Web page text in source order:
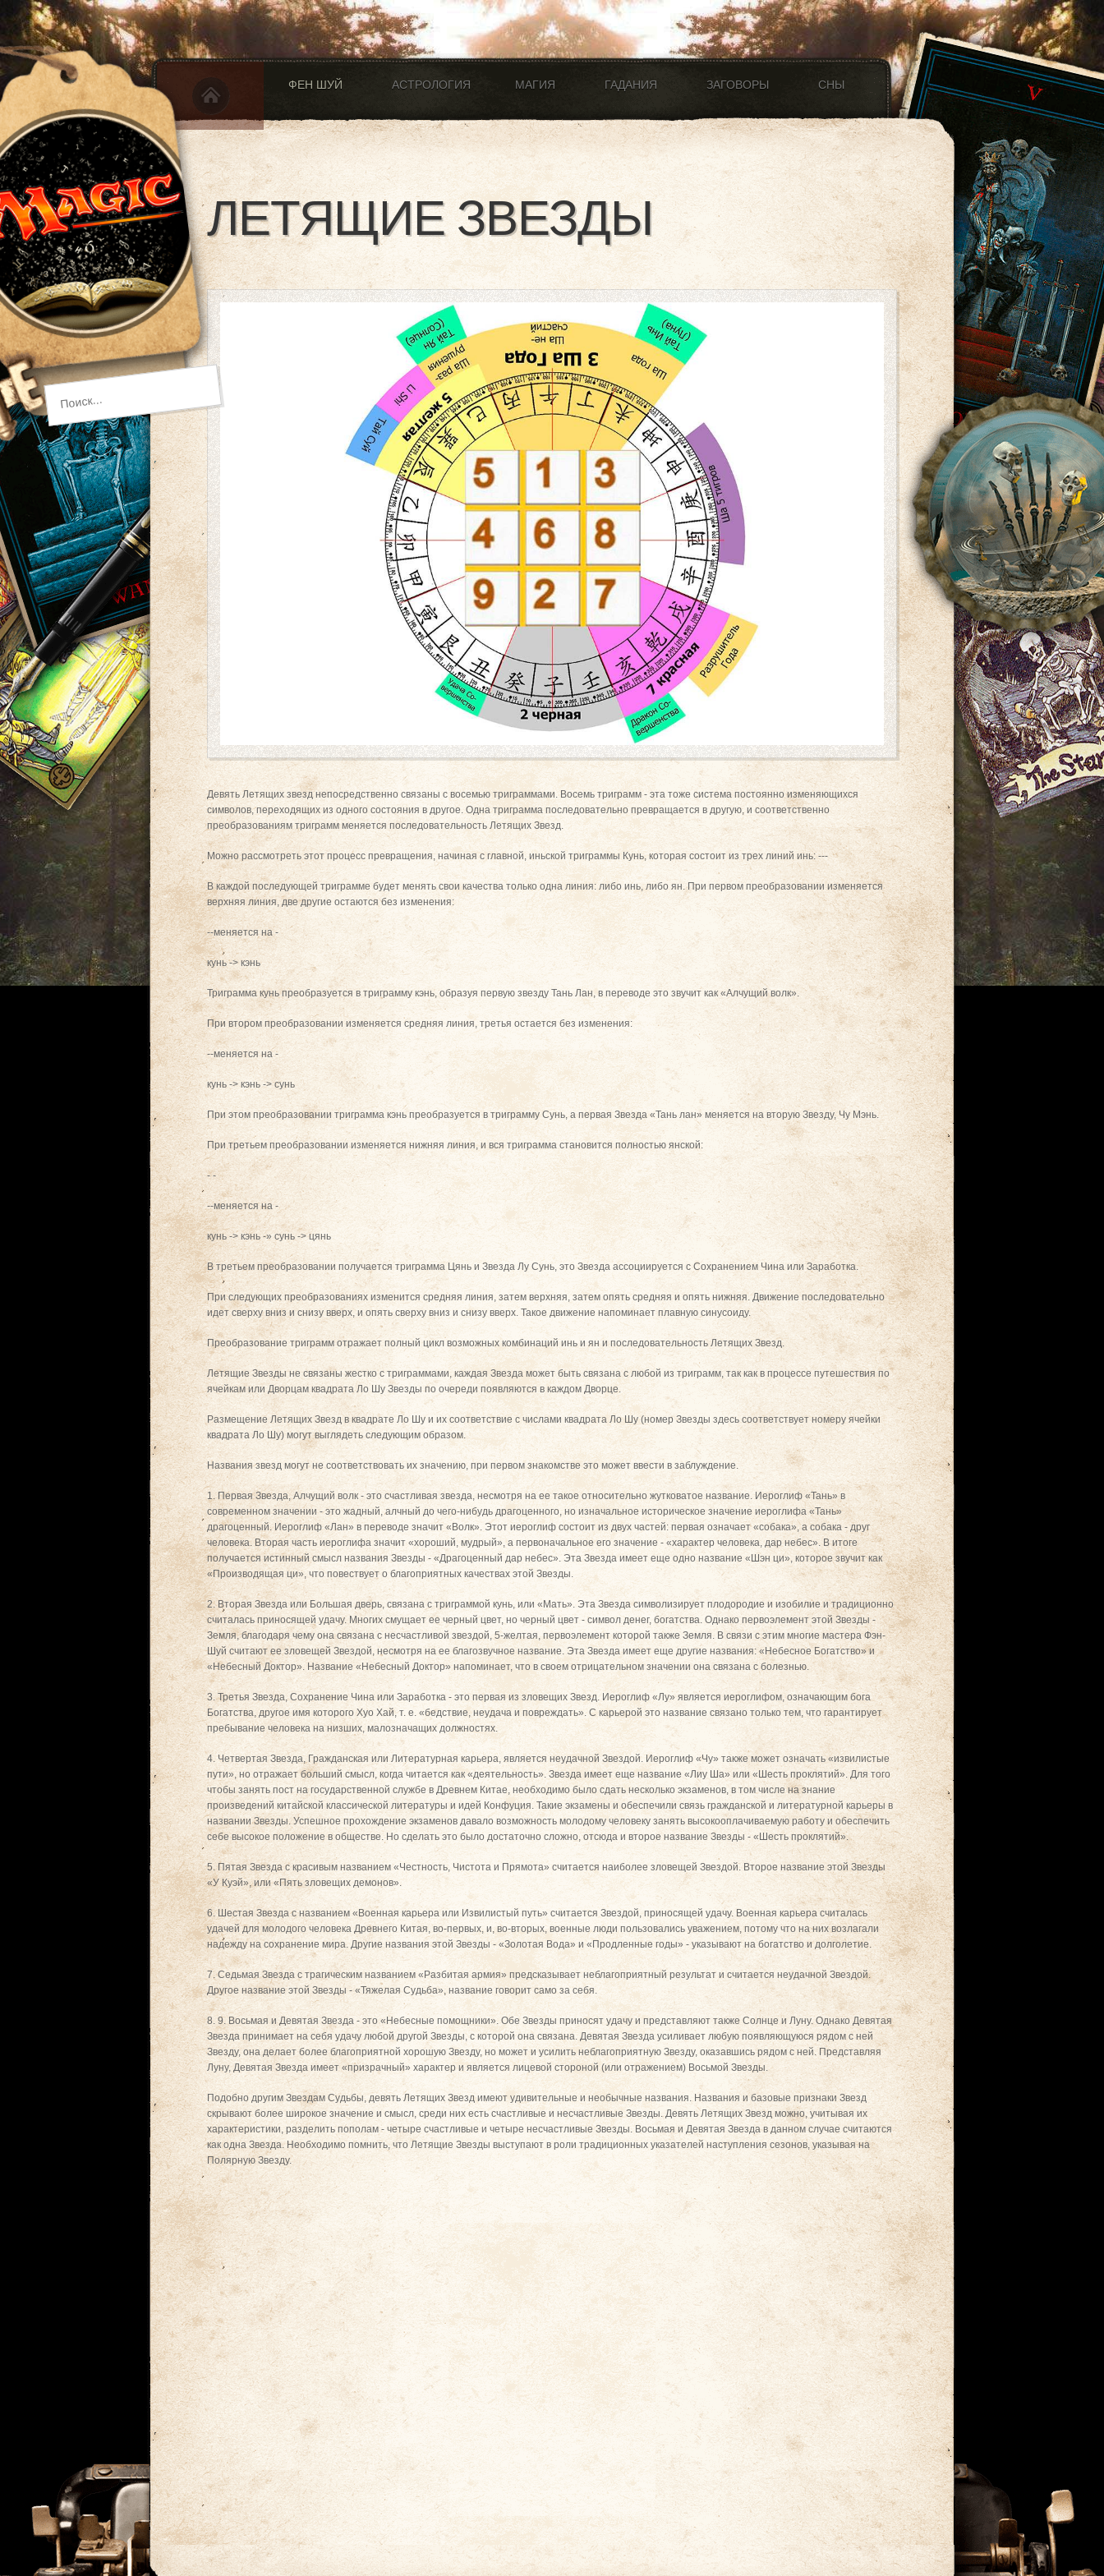
ФЕН ШУЙ АСТРОЛОГИЯ МАГИЯ ГАДАНИЯ ЗАГОВОРЫ СНЫ
ЛЕТЯЩИЕ ЗВЕЗДЫ
Девять Летящих звезд непосредственно связаны с восемью триграммами. Восемь триграмм - эта тоже система постоянно изменяющихся
символов, переходящих из одного состояния в другое. Одна триграмма последовательно превращается в другую, и соответственно
преобразованиям триграмм меняется последовательность Летящих Звезд.
Можно рассмотреть этот процесс превращения, начиная с главной, иньской триграммы Кунь, которая состоит из трех линий инь: ---
В каждой последующей триграмме будет менять свои качества только одна линия: либо инь, либо ян. При первом преобразовании изменяется
верхняя линия, две другие остаются без изменения:
--меняется на -
кунь -> кэнь
Триграмма кунь преобразуется в триграмму кэнь, образуя первую звезду Тань Лан, в переводе это звучит как «Алчущий волк».
При втором преобразовании изменяется средняя линия, третья остается без изменения:
--меняется на -
кунь -> кэнь -> сунь
При этом преобразовании триграмма кэнь преобразуется в триграмму Сунь, а первая Звезда «Тань лан» меняется на вторую Звезду, Чу Мэнь.
При третьем преобразовании изменяется нижняя линия, и вся триграмма становится полностью янской:
- -
--меняется на -
кунь -> кэнь -» сунь -> цянь
В третьем преобразовании получается триграмма Цянь и Звезда Лу Сунь, это Звезда ассоциируется с Сохранением Чина или Заработка.
При следующих преобразованиях изменится средняя линия, затем верхняя, затем опять средняя и опять нижняя. Движение последовательно
идет сверху вниз и снизу вверх, и опять сверху вниз и снизу вверх. Такое движение напоминает плавную синусоиду.
Преобразование триграмм отражает полный цикл возможных комбинаций инь и ян и последовательность Летящих Звезд.
Летящие Звезды не связаны жестко с триграммами, каждая Звезда может быть связана с любой из триграмм, так как в процессе путешествия по
ячейкам или Дворцам квадрата Ло Шу Звезды по очереди появляются в каждом Дворце.
Размещение Летящих Звезд в квадрате Ло Шу и их соответствие с числами квадрата Ло Шу (номер Звезды здесь соответствует номеру ячейки
квадрата Ло Шу) могут выглядеть следующим образом.
Названия звезд могут не соответствовать их значению, при первом знакомстве это может ввести в заблуждение.
1. Первая Звезда, Алчущий волк - это счастливая звезда, несмотря на ее такое относительно жутковатое название. Иероглиф «Тань» в
современном значении - это жадный, алчный до чего-нибудь драгоценного, но изначальное историческое значение иероглифа «Тань»
драгоценный. Иероглиф «Лан» в переводе значит «Волк». Этот иероглиф состоит из двух частей: первая означает «собака», а собака - друг
человека. Вторая часть иероглифа значит «хороший, мудрый», а первоначальное его значение - «характер человека, дар небес». В итоге
получается истинный смысл названия Звезды - «Драгоценный дар небес». Эта Звезда имеет еще одно название «Шэн ци», которое звучит как
«Производящая ци», что повествует о благоприятных качествах этой Звезды.
2. Вторая Звезда или Большая дверь, связана с триграммой кунь, или «Мать». Эта Звезда символизирует плодородие и изобилие и традиционно
считалась приносящей удачу. Многих смущает ее черный цвет, но черный цвет - символ денег, богатства. Однако первоэлемент этой Звезды -
Земля, благодаря чему она связана с несчастливой звездой, 5-желтая, первоэлемент которой также Земля. В связи с этим многие мастера Фэн-
Шуй считают ее зловещей Звездой, несмотря на ее благозвучное название. Эта Звезда имеет еще другие названия: «Небесное Богатство» и
«Небесный Доктор». Название «Небесный Доктор» напоминает, что в своем отрицательном значении она связана с болезнью.
3. Третья Звезда, Сохранение Чина или Заработка - это первая из зловещих Звезд. Иероглиф «Лу» является иероглифом, означающим бога
Богатства, другое имя которого Хуо Хай, т. е. «бедствие, неудача и повреждать». С карьерой это название связано только тем, что гарантирует
пребывание человека на низших, малозначащих должностях.
4. Четвертая Звезда, Гражданская или Литературная карьера, является неудачной Звездой. Иероглиф «Чу» также может означать «извилистые
пути», но отражает больший смысл, когда читается как «деятельность». Звезда имеет еще название «Лиу Ша» или «Шесть проклятий». Для того
чтобы занять пост на государственной службе в Древнем Китае, необходимо было сдать несколько экзаменов, в том числе на знание
произведений китайской классической литературы и идей Конфуция. Такие экзамены и обеспечили связь гражданской и литературной карьеры в
названии Звезды. Успешное прохождение экзаменов давало возможность молодому человеку занять высокооплачиваемую работу и обеспечить
себе высокое положение в обществе. Но сделать это было достаточно сложно, отсюда и второе название Звезды - «Шесть проклятий».
5. Пятая Звезда с красивым названием «Честность, Чистота и Прямота» считается наиболее зловещей Звездой. Второе название этой Звезды
«У Куэй», или «Пять зловещих демонов».
6. Шестая Звезда с названием «Военная карьера или Извилистый путь» считается Звездой, приносящей удачу. Военная карьера считалась
удачей для молодого человека Древнего Китая, во-первых, и, во-вторых, военные люди пользовались уважением, потому что на них возлагали
надежду на сохранение мира. Другие названия этой Звезды - «Золотая Вода» и «Продленные годы» - указывают на богатство и долголетие.
7. Седьмая Звезда с трагическим названием «Разбитая армия» предсказывает неблагоприятный результат и считается неудачной Звездой.
Другое название этой Звезды - «Тяжелая Судьба», название говорит само за себя.
8. 9. Восьмая и Девятая Звезда - это «Небесные помощники». Обе Звезды приносят удачу и представляют также Солнце и Луну. Однако Девятая
Звезда принимает на себя удачу любой другой Звезды, с которой она связана. Девятая Звезда усиливает любую появляющуюся рядом с ней
Звезду, она делает более благоприятной хорошую Звезду, но может и усилить неблагоприятную Звезду, оказавшись рядом с ней. Представляя
Луну, Девятая Звезда имеет «призрачный» характер и является лицевой стороной (или отражением) Восьмой Звезды.
Подобно другим Звездам Судьбы, девять Летящих Звезд имеют удивительные и необычные названия. Названия и базовые признаки Звезд
скрывают более широкое значение и смысл, среди них есть счастливые и несчастливые Звезды. Девять Летящих Звезд можно, учитывая их
характеристики, разделить пополам - четыре счастливые и четыре несчастливые Звезды. Восьмая и Девятая Звезда в данном случае считаются
как одна Звезда. Необходимо помнить, что Летящие Звезды выступают в роли традиционных указателей наступления сезонов, указывая на
Полярную Звезду.